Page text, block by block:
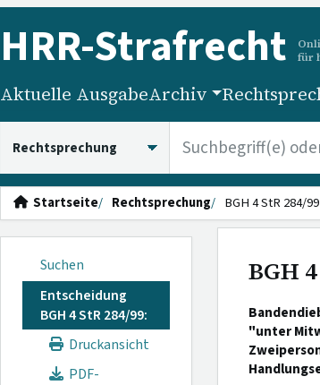
HRR-Strafrecht
für
Aktuelle AusgabeArchiv
Startseite Rechtsprechung BGH 4 StR 284/
Suchen
Entscheidung
BGH 4 StR 284/99:
Druckansicht
PDF-
BGH
"unter